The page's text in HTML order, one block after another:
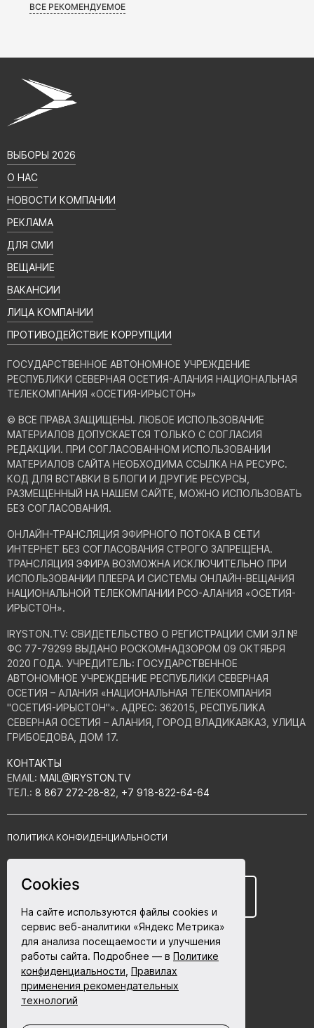
ВСЕ РЕКОМЕНДУЕМОЕ
ВЫБОРЫ 2026
О НАС
НОВОСТИ КОМПАНИИ
РЕКЛАМА
ДЛЯ СМИ
ВЕЩАНИЕ
ВАКАНСИИ
ЛИЦА КОМПАНИИ
ПРОТИВОДЕЙСТВИЕ КОРРУПЦИИ
ГОСУДАРСТВЕННОЕ АВТОНОМНОЕ УЧРЕЖДЕНИЕ
РЕСПУБЛИКИ СЕВЕРНАЯ ОСЕТИЯ-АЛАНИЯ НАЦИОНАЛЬНАЯ
ТЕЛЕКОМПАНИЯ «ОСЕТИЯ-ИРЫСТОН»
© ВСЕ ПРАВА ЗАЩИЩЕНЫ. ЛЮБОЕ ИСПОЛЬЗОВАНИЕ
МАТЕРИАЛОВ ДОПУСКАЕТСЯ ТОЛЬКО С СОГЛАСИЯ
РЕДАКЦИИ. ПРИ СОГЛАСОВАННОМ ИСПОЛЬЗОВАНИИ
МАТЕРИАЛОВ САЙТА НЕОБХОДИМА ССЫЛКА НА РЕСУРС.
КОД ДЛЯ ВСТАВКИ В БЛОГИ И ДРУГИЕ РЕСУРСЫ,
РАЗМЕЩЕННЫЙ НА НАШЕМ САЙТЕ, МОЖНО ИСПОЛЬЗОВАТЬ
БЕЗ СОГЛАСОВАНИЯ.
ОНЛАЙН-ТРАНСЛЯЦИЯ ЭФИРНОГО ПОТОКА В СЕТИ
ИНТЕРНЕТ БЕЗ СОГЛАСОВАНИЯ СТРОГО ЗАПРЕЩЕНА.
ТРАНСЛЯЦИЯ ЭФИРА ВОЗМОЖНА ИСКЛЮЧИТЕЛЬНО ПРИ
ИСПОЛЬЗОВАНИИ ПЛЕЕРА И СИСТЕМЫ ОНЛАЙН-ВЕЩАНИЯ
НАЦИОНАЛЬНОЙ ТЕЛЕКОМПАНИИ РСО-АЛАНИЯ «ОСЕТИЯ-
ИРЫСТОН».
IRYSTON.TV: CВИДЕТЕЛЬСТВО О РЕГИСТРАЦИИ СМИ ЭЛ №
ФС 77-79299 ВЫДАНО РОСКОМНАДЗОРОМ 09 ОКТЯБРЯ
2020 ГОДА. УЧРЕДИТЕЛЬ: ГОСУДАРСТВЕННОЕ
АВТОНОМНОЕ УЧРЕЖДЕНИЕ РЕСПУБЛИКИ СЕВЕРНАЯ
ОСЕТИЯ – АЛАНИЯ «НАЦИОНАЛЬНАЯ ТЕЛЕКОМПАНИЯ
"ОСЕТИЯ-ИРЫСТОН"». АДРЕС: 362015, РЕСПУБЛИКА
СЕВЕРНАЯ ОСЕТИЯ – АЛАНИЯ, ГОРОД ВЛАДИКАВКАЗ, УЛИЦА
ГРИБОЕДОВА, ДОМ 17.
КОНТАКТЫ
EMAIL: MAIL@IRYSTON.TV
ТЕЛ.: 8 867 272-28-82 +7 918-822-64-64
ПОЛИТИКА КОНФИДЕНЦИАЛЬНОСТИ
СОГЛАСИЕ НА ОБРАБОТКУ ПЕРСОНАЛЬНЫХ ДАННЫХ
ПРАВИЛА ИСПОЛЬЗОВАНИЯ ФАЙЛОВ COOKIE
ПОЛЬЗОВАТЕЛЬСКОЕ СОГЛАШЕНИЕ
Разработка сайта - ABETA.ru
Cookies
На сайте используются файлы cookies и
сервис веб-аналитики «Яндекс Метрика»
для анализа посещаемости и улучшения
работы сайта. Подробнее — в Политике
конфиденциальности Правилах
применения рекомендательных
технологий